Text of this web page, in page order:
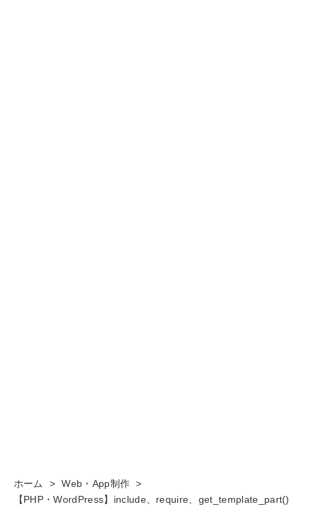
ホーム > Web・App制作 >
【PHP・WordPress】include、require、get_template_part()